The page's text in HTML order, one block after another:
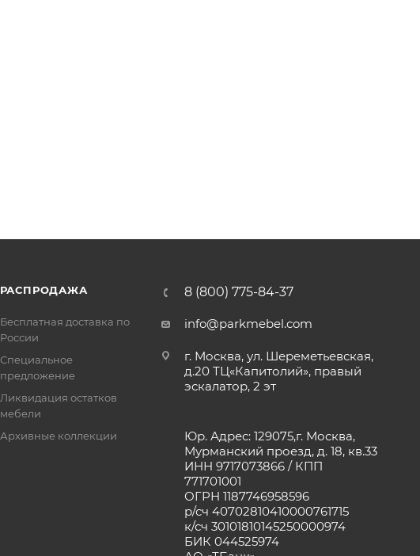
РАСПРОДАЖА
Бесплатная доставка по
России
Специальное
предложение
Ликвидация остатков
мебели
Архивные коллекции
8 (800) 775-84-37
info@parkmebel.com
г. Москва, ул. Шереметьевская,
д.20 ТЦ«Капитолий», правый
эскалатор, 2 эт
Юр. Адрес: 129075,г. Москва,
Мурманский проезд, д. 18, кв.33
ИНН 9717073866 / КПП
771701001
ОГРН 1187746958596
р/сч 40702810410000761715
к/сч 30101810145250000974
БИК 044525974